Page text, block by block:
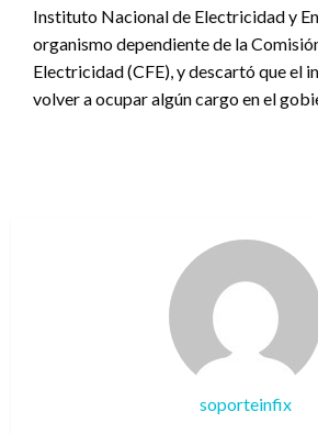
Instituto Nacional de Electricidad y
organismo dependiente de la
Electricidad (CFE), y descartó que el
volver a ocupar algún cargo en el
soporteinfix